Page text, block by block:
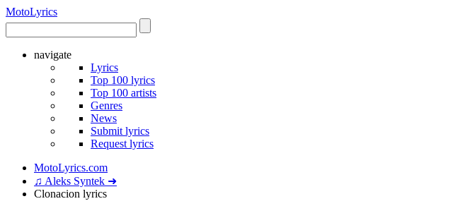
MotoLyrics
navigate
Lyrics
Top 100 lyrics
Top 100 artists
Genres
News
Submit lyrics
Request lyrics
MotoLyrics.com
♫ Aleks Syntek ➜
Clonacion lyrics